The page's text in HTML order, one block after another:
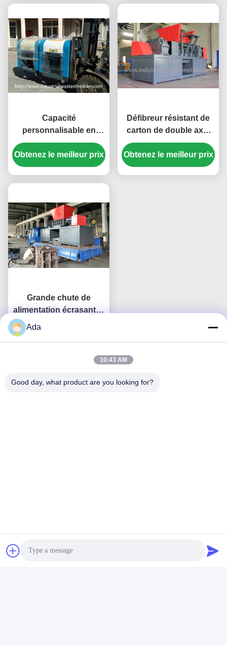
Capacité
personnalisable en
nylon de cisaillement à
grande vitesse de
défibreur de boîte en
Obtenez le meilleur prix
Défibreur résistant de
carton de double axe,
machine de défibreur de
carton de carton
Obtenez le meilleur prix
Grande chute de
alimentation écrasant la
machine, machines de
Obtenez le meilleur prix
No.1 Rd, région d'industrie de Dongzhou, secteur de Fuyang,
ville de Hangzhou, Chine, 311400
Ada
10:43 AM
Good day, what product are you looking for?